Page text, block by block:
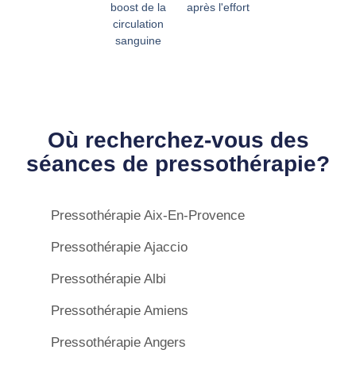
boost de la
circulation
sanguine
après l'effort
Où recherchez-vous des
séances de pressothérapie?
Pressothérapie Aix-En-Provence
Pressothérapie Ajaccio
Pressothérapie Albi
Pressothérapie Amiens
Pressothérapie Angers